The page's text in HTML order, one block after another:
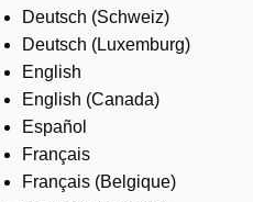
Where to buy
Contact us
Careers
Deutsch (Schweiz)
Deutsch (Luxemburg)
English
English (Canada)
Español
Français
Français (Belgique)